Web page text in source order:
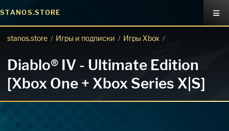
STANOS.STORE
stanos.store / Игры и подписки / Игры Xbox /
Diablo® IV - Ultimate Edition
[Xbox One + Xbox Series X|S]